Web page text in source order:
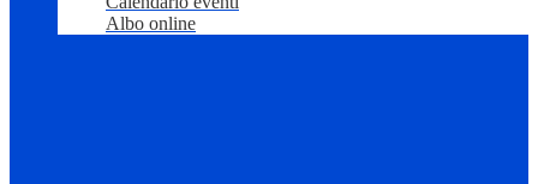
Albo online